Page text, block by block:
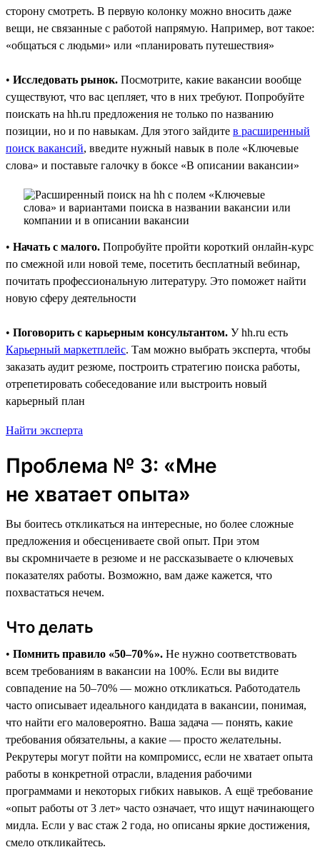
сторону смотреть. В первую колонку можно вносить даже
вещи, не связанные с работой напрямую. Например, вот такое:
«общаться с людьми» или «планировать путешествия»
• Исследовать рынок. Посмотрите, какие вакансии вообще
существуют, что вас цепляет, что в них требуют. Попробуйте
поискать на hh.ru предложения не только по названию
позиции, но и по навыкам. Для этого зайдите в расширенный
поиск вакансий, введите нужный навык в поле «Ключевые
слова» и поставьте галочку в боксе «В описании вакансии»
• Начать с малого. Попробуйте пройти короткий онлайн-курс
по смежной или новой теме, посетить бесплатный вебинар,
почитать профессиональную литературу. Это поможет найти
новую сферу деятельности
• Поговорить с карьерным консультантом. У hh.ru есть
Карьерный маркетплейс. Там можно выбрать эксперта, чтобы
заказать аудит резюме, построить стратегию поиска работы,
отрепетировать собеседование или выстроить новый
карьерный план
Найти эксперта
Проблема № 3: «Мне
не хватает опыта»
Вы боитесь откликаться на интересные, но более сложные
предложения и обесцениваете свой опыт. При этом
вы скромничаете в резюме и не рассказываете о ключевых
показателях работы. Возможно, вам даже кажется, что
похвастаться нечем.
Что делать
• Помнить правило «50–70%». Не нужно соответствовать
всем требованиям в вакансии на 100%. Если вы видите
совпадение на 50–70% — можно откликаться. Работодатель
часто описывает идеального кандидата в вакансии, понимая,
что найти его маловероятно. Ваша задача — понять, какие
требования обязательны, а какие ― просто желательны.
Рекрутеры могут пойти на компромисс, если не хватает опыта
работы в конкретной отрасли, владения рабочими
программами и некоторых гибких навыков. А ещё требование
«опыт работы от 3 лет» часто означает, что ищут начинающего
мидла. Если у вас стаж 2 года, но описаны яркие достижения,
смело откликайтесь.